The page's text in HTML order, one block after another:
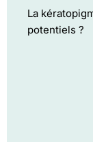
La
potentiels ?